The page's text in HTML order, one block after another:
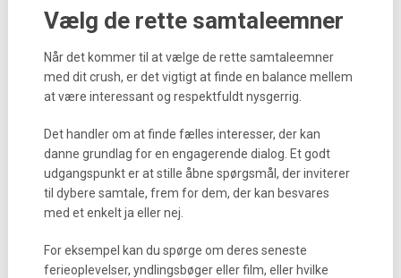
Vælg de rette samtaleemner
Når det kommer til at vælge de rette samtaleemner
med dit crush, er det vigtigt at finde en balance mellem
at være interessant og respektfuldt nysgerrig.
Det handler om at finde fælles interesser, der kan
danne grundlag for en engagerende dialog. Et godt
udgangspunkt er at stille åbne spørgsmål, der inviterer
til dybere samtale, frem for dem, der kan besvares
med et enkelt ja eller nej.
For eksempel kan du spørge om deres seneste
ferieoplevelser, yndlingsbøger eller film, eller hvilke